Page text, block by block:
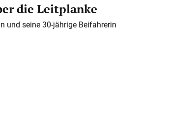
die Leitplanke
und seine 30-jährige Beifahrerin